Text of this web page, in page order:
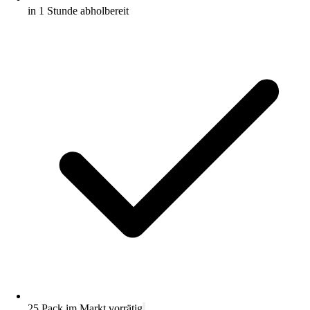
in 1 Stunde abholbereit